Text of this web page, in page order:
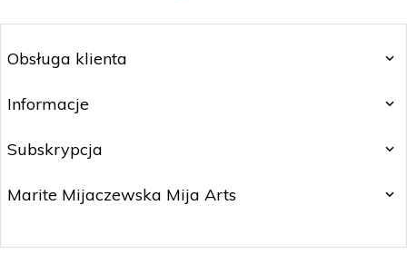
Obsługa klienta
Informacje
Subskrypcja
Marite Mijaczewska Mija Arts